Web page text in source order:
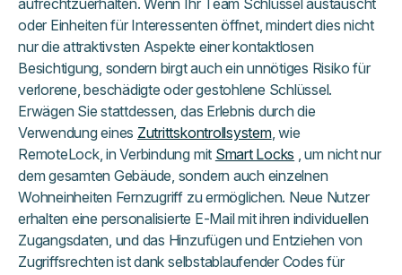
oder Einheiten für Interessenten öffnet, mindert dies nicht
nur die attraktivsten Aspekte einer kontaktlosen
Besichtigung, sondern birgt auch ein unnötiges Risiko für
verlorene, beschädigte oder gestohlene Schlüssel.
Erwägen Sie stattdessen, das Erlebnis durch die
Verwendung eines Zutrittskontrollsystem, wie
RemoteLock, in Verbindung mit Smart Locks , um nicht nur
dem gesamten Gebäude, sondern auch einzelnen
Wohneinheiten Fernzugriff zu ermöglichen. Neue Nutzer
erhalten eine personalisierte E-Mail mit ihren individuellen
Zugangsdaten, und das Hinzufügen und Entziehen von
Zugriffsrechten ist dank selbstablaufender Codes für